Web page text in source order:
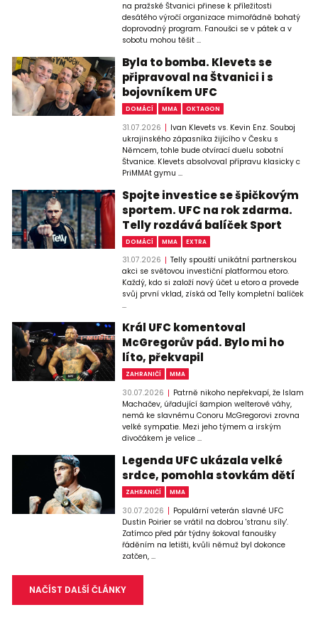
na pražské Štvanici přinese k příležitosti
desátého výročí organizace mimořádně bohatý
doprovodný program. Fanoušci se v pátek a v
sobotu mohou těšit ...
Byla to bomba. Klevets se
připravoval na Štvanici i s
bojovníkem UFC
DOMÁCÍ MMA OKTAGON
31.07.2026
Ivan Klevets vs. Kevin Enz. Souboj
ukrajinského zápasníka žijícího v Česku s
Němcem, tohle bude otvírací duelu sobotní
Štvanice. Klevets absolvoval přípravu klasicky c
PriMMAt gymu ...
Spojte investice se špičkovým
sportem. UFC na rok zdarma.
Telly rozdává balíček Sport
DOMÁCÍ MMA EXTRA
31.07.2026
Telly spouští unikátní partnerskou
akci se světovou investiční platformou etoro.
Každý, kdo si založí nový účet u etoro a provede
svůj první vklad, získá od Telly kompletní balíček
...
Král UFC komentoval
McGregorův pád. Bylo mi ho
líto, překvapil
ZAHRANIČÍ MMA
30.07.2026
Patrně nikoho nepřekvapí, že Islam
Machačev, úřadující šampion welterové váhy,
nemá ke slavnému Conoru McGregorovi zrovna
velké sympatie. Mezi jeho týmem a irským
divočákem je velice ...
Legenda UFC ukázala velké
srdce, pomohla stovkám dětí
ZAHRANIČÍ MMA
30.07.2026
Populární veterán slavné UFC
Dustin Poirier se vrátil na dobrou 'stranu síly'.
Zatímco před pár týdny šokoval fanoušky
řáděním na letišti, kvůli němuž byl dokonce
zatčen, ...
NAČÍST DALŠÍ ČLÁNKY